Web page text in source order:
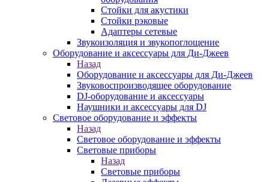
Стойки для акустики
Стойки рэковые
Адаптеры сетевые
Звукоизоляция и звукопоглощение
Оборудование и аксессуары для Ди-Джеев
Назад
Оборудование и аксессуары для Ди-Джеев
Звуковоспроизводящее оборудование
DJ-оборудование и аксессуары
Наушники и аксессуары для DJ
Световое оборудование и эффекты
Назад
Световое оборудование и эффекты
Световые приборы
Назад
Световые приборы